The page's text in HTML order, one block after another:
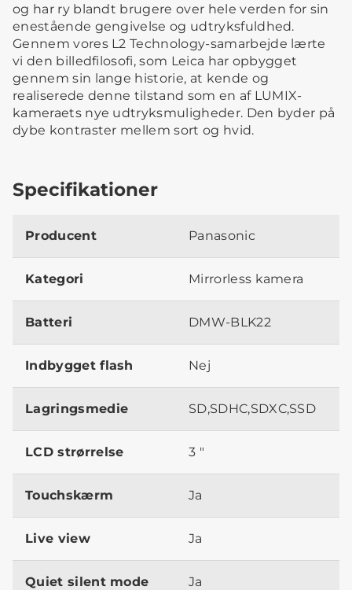
og har ry blandt brugere over hele verden for sin
enestående gengivelse og udtryksfuldhed.
Gennem vores L2 Technology-samarbejde lærte
vi den billedfilosofi, som Leica har opbygget
gennem sin lange historie, at kende og
realiserede denne tilstand som en af LUMIX-
kameraets nye udtryksmuligheder. Den byder på
dybe kontraster mellem sort og hvid.
Specifikationer
Producent Panasonic
Kategori Mirrorless kamera
Batteri DMW-BLK22
Indbygget flash Nej
Lagringsmedie SD,SDHC,SDXC,SSD
LCD strørrelse 3 "
Touchskærm Ja
Live view Ja
Quiet silent mode Ja